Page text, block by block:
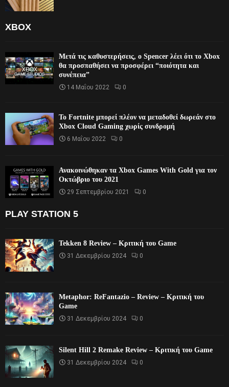
XBOX
Μετά τις καθυστερήσεις, ο Spencer λέει ότι το Xbox
θα προσπαθήσει να προσφέρει “ποιότητα και
συνέπεια”
14 Μαΐου 2022 0
Το Fortnite μπορεί πλέον να μεταδοθεί δωρεάν στο
Xbox Cloud Gaming χωρίς συνδρομή
6 Μαΐου 2022 0
Ανακοινώθηκαν τα Xbox Games With Gold για τον
Οκτώβριο του 2021
29 Σεπτεμβρίου 2021 0
PLAY STATION 5
Tekken 8 Review – Κριτική του Game
31 Δεκεμβρίου 2024 0
Metaphor: ReFantazio – Review – Κριτική του
Game
31 Δεκεμβρίου 2024 0
Silent Hill 2 Remake Review – Κριτική του Game
31 Δεκεμβρίου 2024 0